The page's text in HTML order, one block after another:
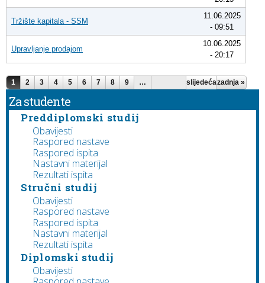
Tržište kapitala - SSM
11.06.2025
- 09:51
Upravljanje prodajom
10.06.2025
- 20:17
Pages
1 2 3 4 5 6 7 8 9 …
slijedeća
›
zadnja »
Za studente
Preddiplomski studij
Obavijesti
Raspored nastave
Raspored ispita
Nastavni materijal
Rezultati ispita
Stručni studij
Obavijesti
Raspored nastave
Raspored ispita
Nastavni materijal
Rezultati ispita
Diplomski studij
Obavijesti